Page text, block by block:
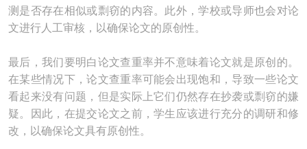
测是否存在相似或剽窃的内容。此外，学校或导师也会对论
文进行人工审核，以确保论文的原创性。
最后，我们要明白论文查重率并不意味着论文就是原创的。
在某些情况下，论文查重率可能会出现饱和，导致一些论文
看起来没有问题，但是实际上它们仍然存在抄袭或剽窃的嫌
疑。因此，在提交论文之前，学生应该进行充分的调研和修
改，以确保论文具有原创性。